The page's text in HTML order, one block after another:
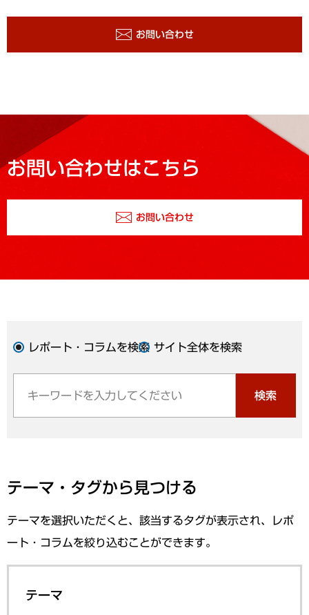
お問い合わせ
お問い合わせはこちら
お問い合わせ
レポート・コラムを検索 サイト全体を検索
検索
テーマ・タグから見つける
テーマを選択いただくと、該当するタグが表示され、レポ
ート・コラムを絞り込むことができます。
テーマ